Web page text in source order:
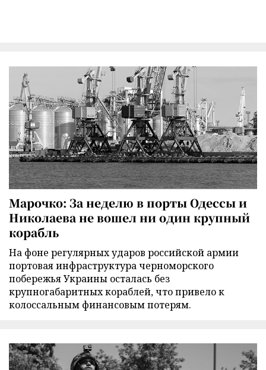
Марочко: За неделю в порты Одессы и
Николаева не вошел ни один крупный
корабль
На фоне регулярных ударов российской армии
портовая инфраструктура черноморского
побережья Украины осталась без
крупногабаритных кораблей, что привело к
колоссальным финансовым потерям.